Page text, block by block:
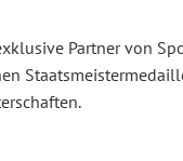
Partner von